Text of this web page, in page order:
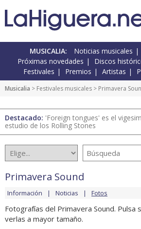
MUSICALIA: Noticias musicales
Próximas novedades
Discos
Festivales
Premios Artistas
Musicalia > Festivales musicales > Primavera
Destacado: 'Foreign tongues' es el
estudio de los Rolling Stones
Primavera Sound
Información Noticias Fotos
Fotografías del Primavera Sound. Pulsa
verlas a mayor tamaño.